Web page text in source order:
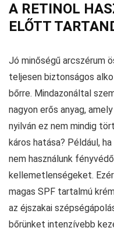
A RETINOL
ELŐTT
Jó minőségű arcszérum
teljesen biztonságos
bőrre. Mindazonáltal
nagyon erős anyag,
nyilván ez nem mindig
káros hatása? Például,
nem használunk
kellemetlenségeket.
magas SPF tartalmú
az éjszakai
bőrünket intenzívebb